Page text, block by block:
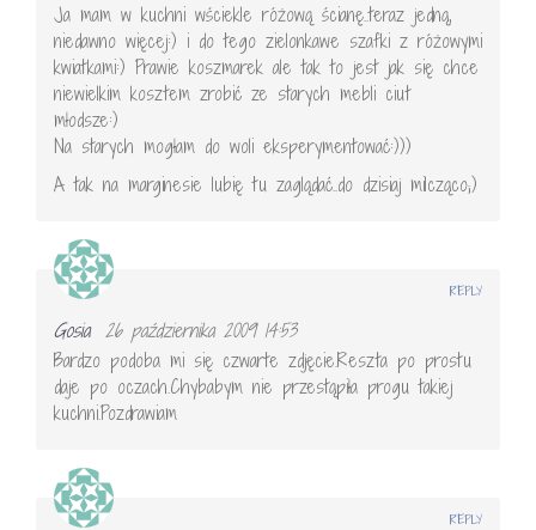
Ja mam w kuchni wściekle różową ścianę..teraz jedną,
niedawno więcej:) i do tego zielonkawe szafki z różowymi
kwiatkami:) Prawie koszmarek ale tak to jest jak się chce
niewielkim kosztem zrobić ze starych mebli ciut
młodsze:)
Na starych mogłam do woli eksperymentować:)))
A tak na marginesie lubię tu zaglądać..do dzisiaj milcząco;)
Gosia 26 października 2009 14:53
Bardzo podoba mi się czwarte zdjęcie.Reszta po prostu
daje po oczach.Chybabym nie przestąpiła progu takiej
kuchni.Pozdrawiam
REPLY
REPLY